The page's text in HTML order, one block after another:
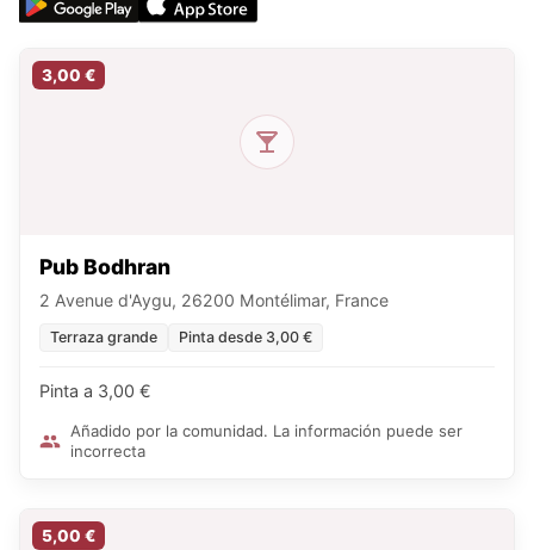
3,00 €
Pub Bodhran
2 Avenue d'Aygu, 26200 Montélimar, France
Terraza grande Pinta desde 3,00 €
Pinta a 3,00 €
Añadido por la comunidad. La información puede ser
incorrecta
5,00 €